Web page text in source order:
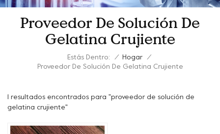
Proveedor De Solución De
Gelatina Crujiente
Estás Dentro: / Hogar
/
Proveedor De Solución De Gelatina Crujiente
1 resultados encontrados para "proveedor de solución de
gelatina crujiente"